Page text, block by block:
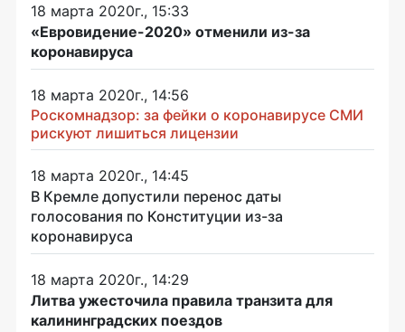
18 марта 2020г., 15:33
«Евровидение-2020» отменили из-за
коронавируса
18 марта 2020г., 14:56
Роскомнадзор: за фейки о коронавирусе СМИ
рискуют лишиться лицензии
18 марта 2020г., 14:45
В Кремле допустили перенос даты
голосования по Конституции из-за
коронавируса
18 марта 2020г., 14:29
Литва ужесточила правила транзита для
калининградских поездов